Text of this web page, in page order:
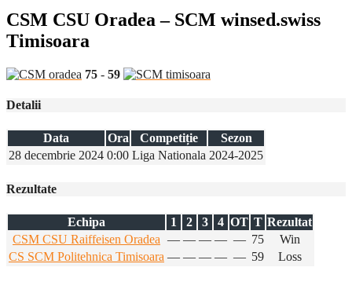
CSM CSU Oradea – SCM winsed.swiss
Timisoara
75 - 59
Detalii
Data Ora Competiție
Sezon
28 decembrie 2024 0:00 Liga Nationala 2024-2025
Rezultate
Echipa 1 2 3 4 OT T Rezultat
CSM CSU Raiffeisen Oradea — — — — — 75
Win
CS SCM Politehnica Timisoara — — — — — 59 Loss